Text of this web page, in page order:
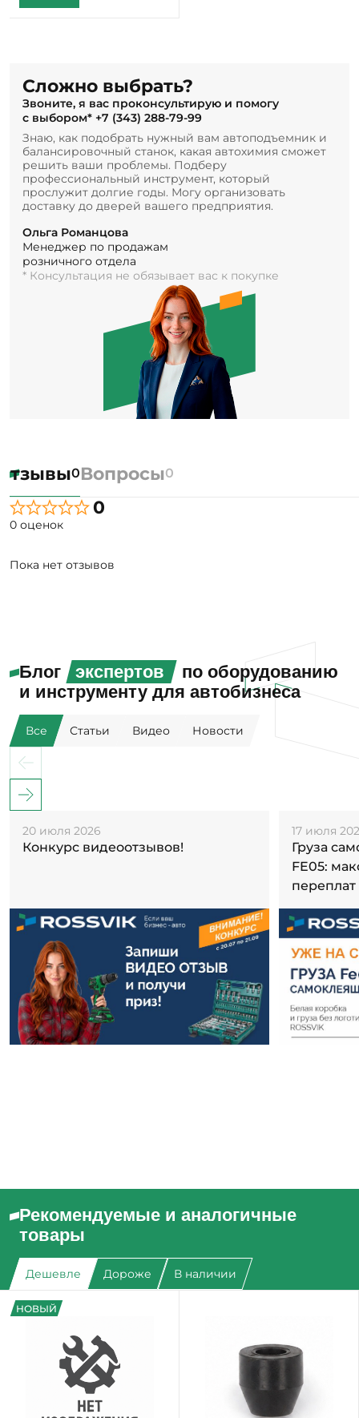
Сложно выбрать?
Звоните, я вас проконсультирую и помогу
с выбором* +7 (343) 288-79-99
Знаю, как подобрать нужный вам автоподъемник и
балансировочный станок, какая автохимия сможет
решить ваши проблемы. Подберу
профессиональный инструмент, который
прослужит долгие годы. Могу организовать
доставку до дверей вашего предприятия.
Ольга Романцова
Менеджер по продажам
розничного отдела
* Консультация не обязывает вас к покупке
0Вопросы0
0
0 оценок
Пока нет отзывов
Блог экспертов
по оборудованию
и инструменту для автобизнеса
Все Статьи Видео Новости
20 июля 2026
Конкурс видеоотзывов!
17 июля
Груза
FE05:
переплат
Рекомендуемые и аналогичные
товары
Дешевле Дороже В наличии
НОВЫЙ